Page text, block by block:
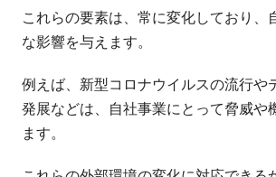
これらの要素は、常に変化しており、
な影響を与えます。
例えば、新型コロナウイルスの流行や
発展などは、自社事業にとって脅威や
ます。